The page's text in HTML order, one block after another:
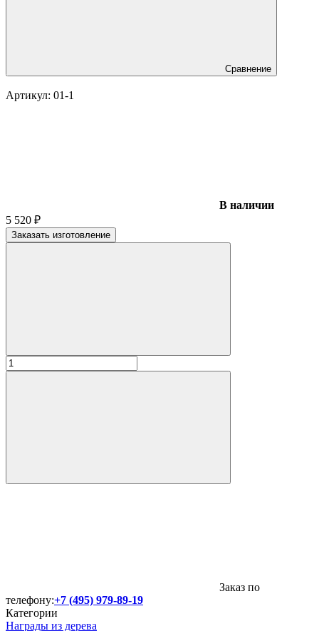
Сравнение
Артикул: 01-1
В наличии
5 520 ₽
Заказать изготовление
Заказ по
телефону:+7 (495) 979-89-19
Категории
Награды из дерева